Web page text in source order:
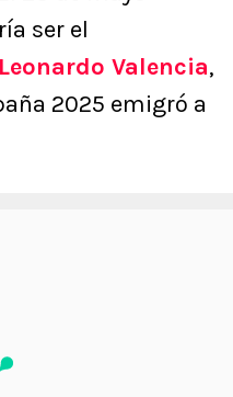
ser el
Leonardo Valencia,
2025 emigró a